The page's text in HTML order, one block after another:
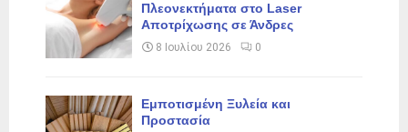
Πλεονεκτήματα στο Laser
Αποτρίχωσης σε Άνδρες
8 Ιουλίου 2026 0
Εμποτισμένη Ξυλεία και
Προστασία